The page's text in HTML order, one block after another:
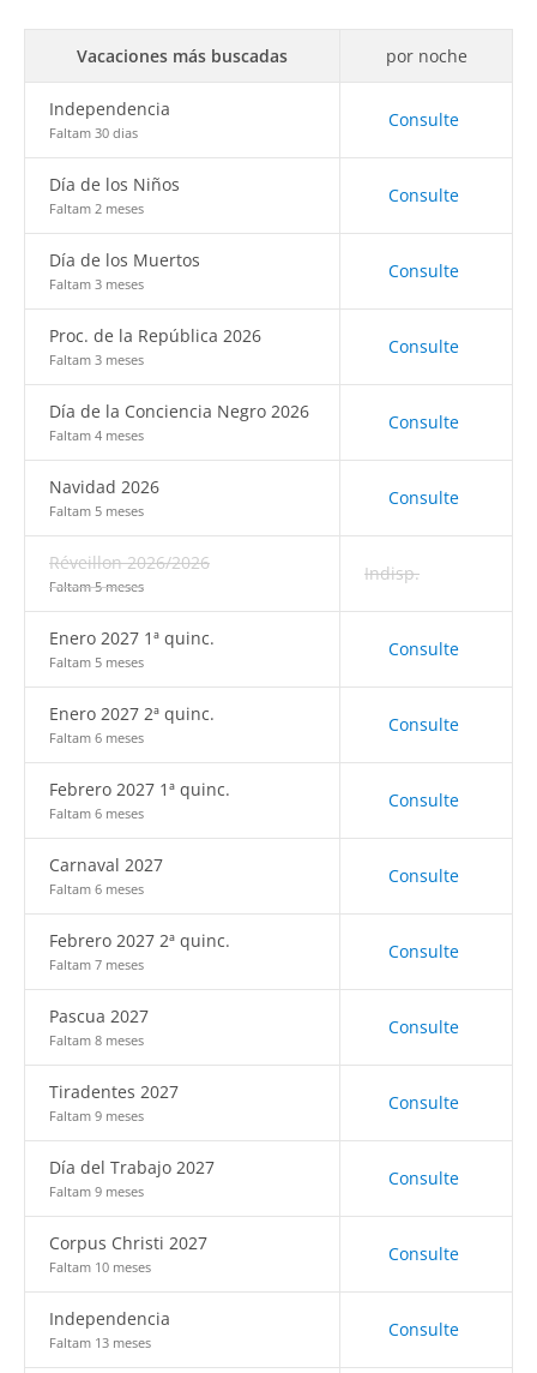
Vacaciones más buscadas por noche
Independencia
Faltam 30 dias
Consulte
Día de los Niños
Faltam 2 meses
Consulte
Día de los Muertos
Faltam 3 meses
Consulte
Proc. de la República 2026
Faltam 3 meses
Consulte
Día de la Conciencia Negro 2026
Faltam 4 meses
Consulte
Navidad 2026
Faltam 5 meses
Consulte
Réveillon 2026/2026
Faltam 5 meses
Indisp.
Enero 2027 1ª quinc.
Faltam 5 meses
Consulte
Enero 2027 2ª quinc.
Faltam 6 meses
Consulte
Febrero 2027 1ª quinc.
Faltam 6 meses
Consulte
Carnaval 2027
Faltam 6 meses
Consulte
Febrero 2027 2ª quinc.
Faltam 7 meses
Consulte
Pascua 2027
Faltam 8 meses
Consulte
Tiradentes 2027
Faltam 9 meses
Consulte
Día del Trabajo 2027
Faltam 9 meses
Consulte
Corpus Christi 2027
Faltam 10 meses
Consulte
Independencia
Faltam 13 meses
Consulte